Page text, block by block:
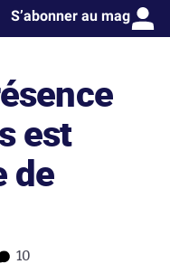
S’abonner au mag
est
de
10